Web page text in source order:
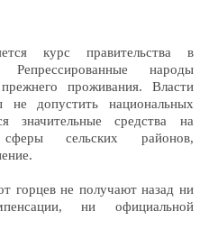
курс правительства в
Репрессированные народы
проживания. Власти
не допустить национальных
значительные средства на
сельских районов,
горцев не получают назад ни
ни официальной